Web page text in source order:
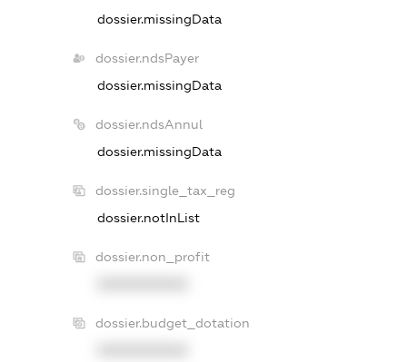
dossier.missingData
dossier.ndsPayer
dossier.missingData
dossier.ndsAnnul
dossier.missingData
dossier.single_tax_reg
dossier.notInList
dossier.non_profit
dossier.budget_dotation